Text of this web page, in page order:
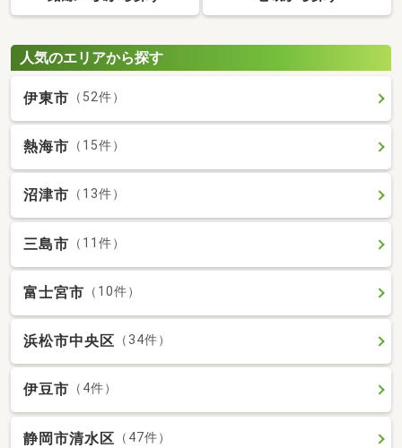
人気のエリアから探す
伊東市 （52件）
熱海市 （15件）
沼津市 （13件）
三島市 （11件）
富士宮市 （10件）
浜松市中央区 （34件）
伊豆市 （4件）
静岡市清水区 （47件）